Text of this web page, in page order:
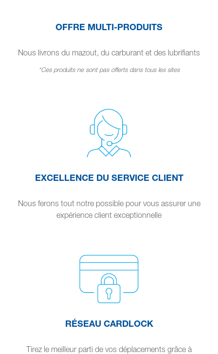
OFFRE MULTI-PRODUITS
Nous livrons du mazout, du carburant et des lubrifiants
*Ces produits ne sont pas offerts dans tous les sites
EXCELLENCE DU SERVICE CLIENT
Nous ferons tout notre possible pour vous assurer une
expérience client exceptionnelle
RÉSEAU CARDLOCK
Tirez le meilleur parti de vos déplacements grâce à